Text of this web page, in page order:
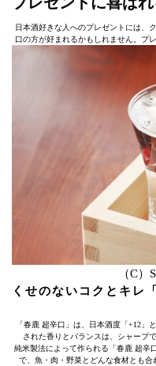
日本酒好きな人へのプレゼントには、
口の方が好まれるかもしれません。プ
（C）
くせのないコクとキレ
「春鹿 超辛口」は、日本酒度「+12」
された香りとバランスは、シャープ
純米製法によって作られる「春鹿 超辛
で、魚・肉・野菜とどんな食材とも